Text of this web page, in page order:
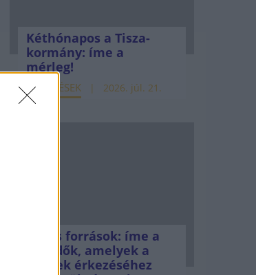
Kéthónapos a Tisza-
kormány: íme a
mérleg!
ELEMZÉSEK 2026. júl. 21.
Uniós források: íme a
teendők, amelyek a
pénzek érkezéséhez